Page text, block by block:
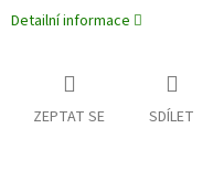
Detailní informace
ZEPTAT SE SDÍLET